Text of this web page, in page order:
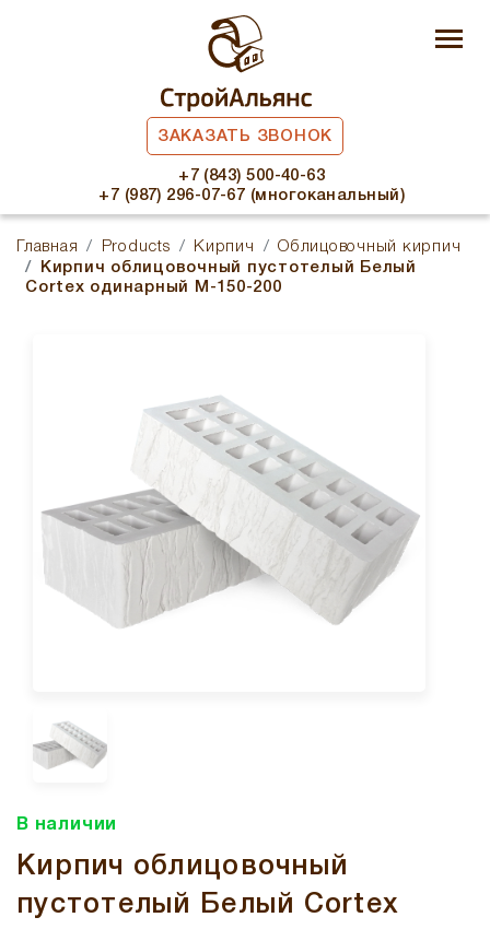
ЗАКАЗАТЬ ЗВОНОК
+7 (843) 500-40-63
+7 (987) 296-07-67 (многоканальный)
Главная Products Кирпич
Облицовочный кирпич
Кирпич облицовочный пустотелый Белый
Cortex одинарный М-150-200
В наличии
Кирпич облицовочный
пустотелый Белый Cortex